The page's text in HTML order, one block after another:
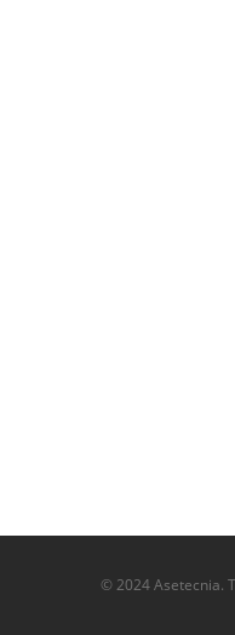
© 2024 Asetecnia.